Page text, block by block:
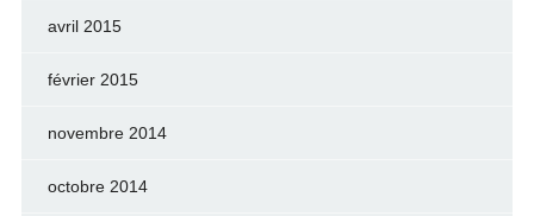
avril 2015
février 2015
novembre 2014
octobre 2014